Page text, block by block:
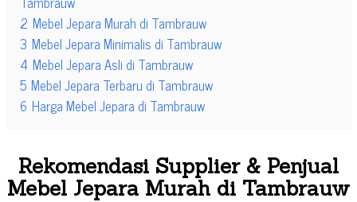
2 Mebel Jepara Murah di Tambrauw
3 Mebel Jepara Minimalis di Tambrauw
4 Mebel Jepara Asli di Tambrauw
5 Mebel Jepara Terbaru di Tambrauw
6 Harga Mebel Jepara di Tambrauw
Rekomendasi Supplier & Penjual
Mebel Jepara Murah di Tambrauw